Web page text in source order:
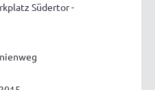
Südertor -